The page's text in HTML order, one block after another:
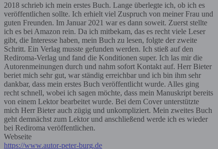
2018 schrieb ich mein erstes Buch. Lange überlegte ich, ob ich es
veröffentlichen sollte. Ich erhielt viel Zuspruch von meiner Frau und
guten Freunden. Im Januar 2021 war es dann soweit. Zuerst stellte
ich es bei Amazon rein. Da ich mitbekam, das es recht viele Leser
gibt, die Interesse haben, mein Buch zu lesen, folgte der zweite
Schritt. Ein Verlag musste gefunden werden. Ich stieß auf den
Rediroma-Verlag und fand die Konditionen super. Ich las mir die
Autorenmeinungen durch und nahm sofort Kontakt auf. Herr Bieter
beriet mich sehr gut, war ständig erreichbar und ich bin ihm sehr
dankbar, dass mein erstes Buch veröffentlicht wurde. Alles ging
recht schnell, wobei ich sagen möchte, dass mein Manuskript bereits
von einem Lektor bearbeitet wurde. Bei dem Cover unterstützte
mich Herr Bieter auch zügig und unkompliziert. Mein zweites Buch
geht demnächst zum Lektor und anschließend werde ich es wieder
bei Rediroma veröffentlichen.
Webseite
https://www.autor-peter-burg.de